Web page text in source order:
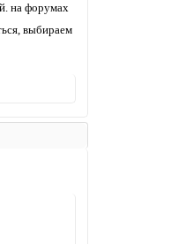
на форумах
выбираем